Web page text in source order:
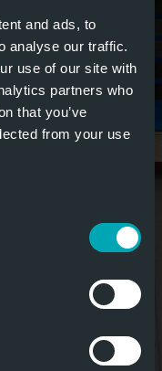
and ads, to
analyse our traffic.
use of our site with
partners who
that you’ve
from your use